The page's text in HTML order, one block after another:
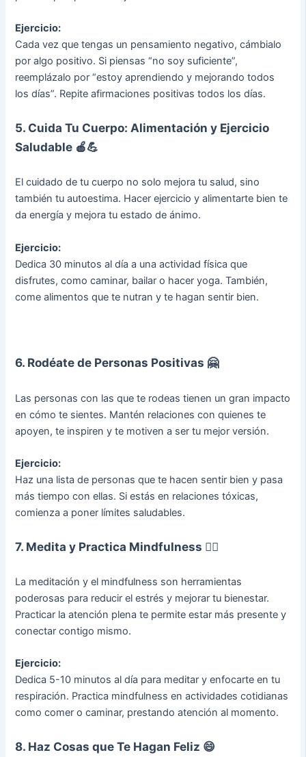
Ejercicio:
Cada vez que tengas un pensamiento negativo, cámbialo
por algo positivo. Si piensas “no soy suficiente”,
reemplázalo por “estoy aprendiendo y mejorando todos
los días”. Repite afirmaciones positivas todos los días.
5. Cuida Tu Cuerpo: Alimentación y Ejercicio
Saludable 🍎💪
El cuidado de tu cuerpo no solo mejora tu salud, sino
también tu autoestima. Hacer ejercicio y alimentarte bien te
da energía y mejora tu estado de ánimo.
Ejercicio:
Dedica 30 minutos al día a una actividad física que
disfrutes, como caminar, bailar o hacer yoga. También,
come alimentos que te nutran y te hagan sentir bien.
6. Rodéate de Personas Positivas 🤗
Las personas con las que te rodeas tienen un gran impacto
en cómo te sientes. Mantén relaciones con quienes te
apoyen, te inspiren y te motiven a ser tu mejor versión.
Ejercicio:
Haz una lista de personas que te hacen sentir bien y pasa
más tiempo con ellas. Si estás en relaciones tóxicas,
comienza a poner límites saludables.
7. Medita y Practica Mindfulness 🧘‍♀️
La meditación y el mindfulness son herramientas
poderosas para reducir el estrés y mejorar tu bienestar.
Practicar la atención plena te permite estar más presente y
conectar contigo mismo.
Ejercicio:
Dedica 5-10 minutos al día para meditar y enfocarte en tu
respiración. Practica mindfulness en actividades cotidianas
como comer o caminar, prestando atención al momento.
8. Haz Cosas que Te Hagan Feliz 😄